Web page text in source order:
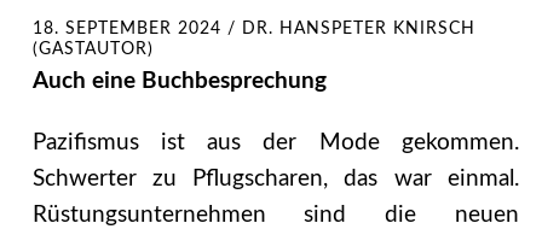
18. SEPTEMBER 2024 /
DR. HANSPETER KNIRSCH
(GASTAUTOR)
Auch eine Buchbesprechung
Pazifismus ist aus der Mode gekommen.
Schwerter zu Pflugscharen, das war einmal.
Rüstungsunternehmen sind die neuen